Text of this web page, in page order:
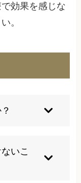
効果を感じな
。
状の大幅な改
内であれば、
いこ